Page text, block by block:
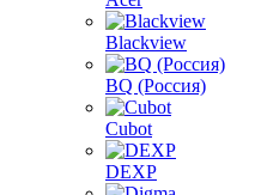
Blackview
BQ (Россия)
Cubot
DEXP